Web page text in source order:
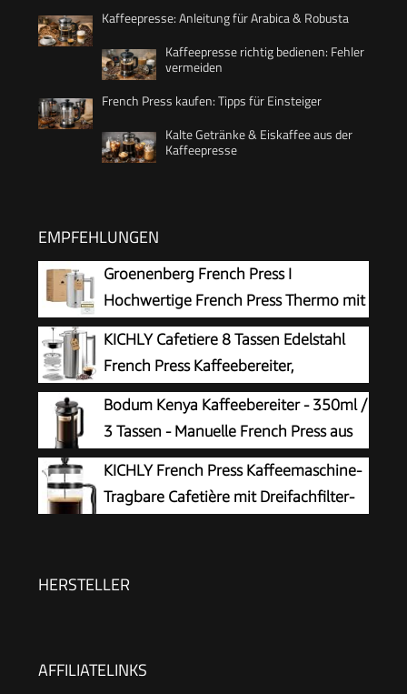
Kaffeepresse: Anleitung für Arabica & Robusta
Kaffeepresse richtig bedienen: Fehler
vermeiden
French Press kaufen: Tipps für Einsteiger
Kalte Getränke & Eiskaffee aus der
Kaffeepresse
EMPFEHLUNGEN
Groenenberg French Press I
Hochwertige French Press Thermo mit
Warmhalte-Funktion I Edelstahl
Kaffeebereiter Kaffeepresse in 3 Größen bis 1
Liter
KICHLY Cafetiere 8 Tassen Edelstahl
French Press Kaffeebereiter,
Kaffeepresse mit 3 Stufen
Filtrationssystem – Doppelwandig Isolierte
Kaffettiere mit 1 Extra Filter – 1000ml / 34oz –
Silber
Bodum Kenya Kaffeebereiter - 350ml /
3 Tassen - Manuelle French Press aus
Borosilikatglas und Edelstahl -
Spülmaschinenfest - Made in Portugal
KICHLY French Press Kaffeemaschine-
Tragbare Cafetière mit Dreifachfilter-
1000ml / 1 litre / 34Oz - Schwarz
HERSTELLER
AFFILIATELINKS